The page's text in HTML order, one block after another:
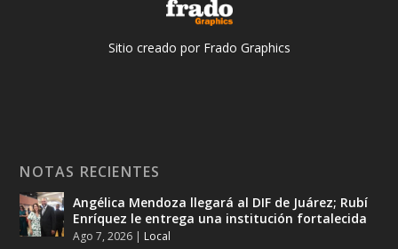
Sitio creado por Frado Graphics
NOTAS RECIENTES
Angélica Mendoza llegará al DIF de Juárez; Rubí
Enríquez le entrega una institución fortalecida
Ago 7, 2026 Local